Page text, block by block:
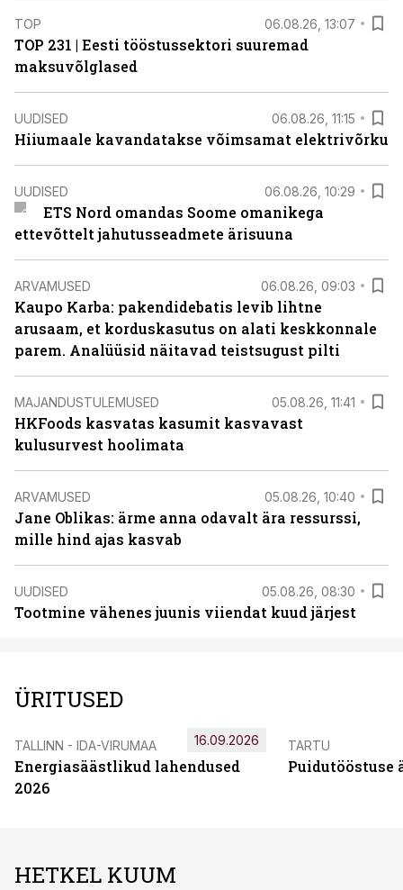
TOP 06.08.26, 13:07
TOP 231 | Eesti tööstussektori suuremad
maksuvõlglased
UUDISED 06.08.26, 11:15
Hiiumaale kavandatakse võimsamat elektrivõrku
UUDISED 06.08.26, 10:29
ETS Nord omandas Soome omanikega
ettevõttelt jahutusseadmete ärisuuna
ARVAMUSED 06.08.26, 09:03
Kaupo Karba: pakendidebatis levib lihtne
arusaam, et korduskasutus on alati keskkonnale
parem. Analüüsid näitavad teistsugust pilti
MAJANDUSTULEMUSED 05.08.26, 11:41
HKFoods kasvatas kasumit kasvavast
kulusurvest hoolimata
ARVAMUSED 05.08.26, 10:40
Jane Oblikas: ärme anna odavalt ära ressurssi,
mille hind ajas kasvab
UUDISED 05.08.26, 08:30
Tootmine vähenes juunis viiendat kuud järjest
ÜRITUSED
TALLINN - IDA-VIRUMAA
Energiasäästlikud lahendused
2026
16.09.2026 TARTU
Puidutööstuse
HETKEL KUUM